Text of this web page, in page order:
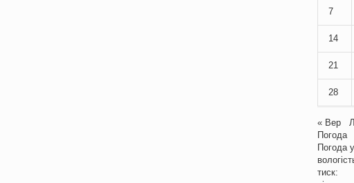
7
14
21
28
« Вер
Погода
Погода у
тиск: